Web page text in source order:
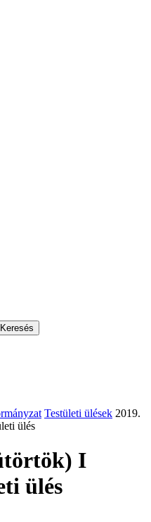
Keresés
Testületi ülések 2019.
ülés
I
ülés